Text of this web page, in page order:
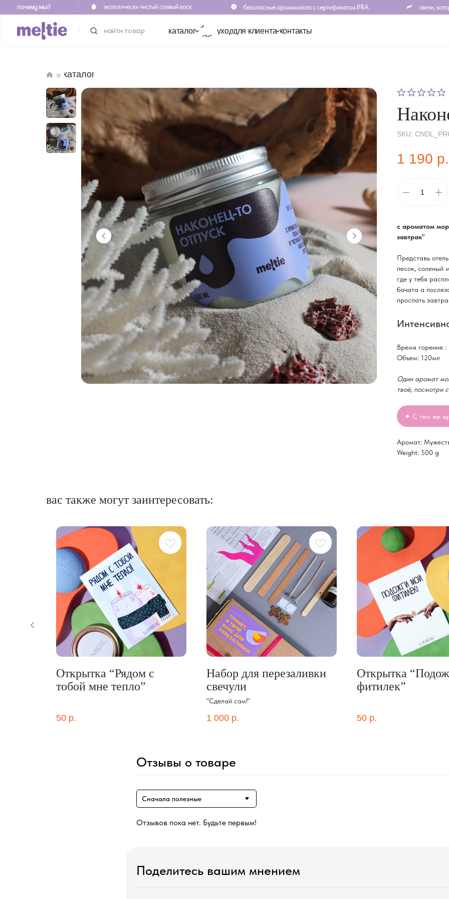
найти товар каталог
нас
уход для клиента контакты
каталог
»
SKU:
1 190 р.
с ароматом
завтрак"
Представь
песок, соленый
где у тебя
бачата а
проспать
Время горения :
Объем: 120мл
Один аромат
твоё, посмотри
✦ С тем же
Аромат:
Weight: 500 g
вас также могут заинтересовать:
Открытка “Рядом с
тобой мне тепло”
50 р.
Набор для перезаливки
свечули
"Сделай сам!"
1 000 р.
Открытка
фитилек”
50 р.
Отзывы о товаре
Сначала полезные
Отзывов пока нет. Будьте первым!
Поделитесь вашим мнением